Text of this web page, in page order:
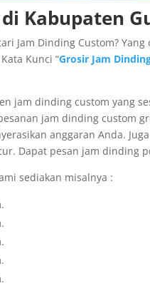
Kabupaten
Jam Dinding Custom?
Kunci “Grosir Jam
jam dinding custom yang
jam dinding custom
anggaran Anda.
Dapat pesan jam dinding
sediakan misalnya :